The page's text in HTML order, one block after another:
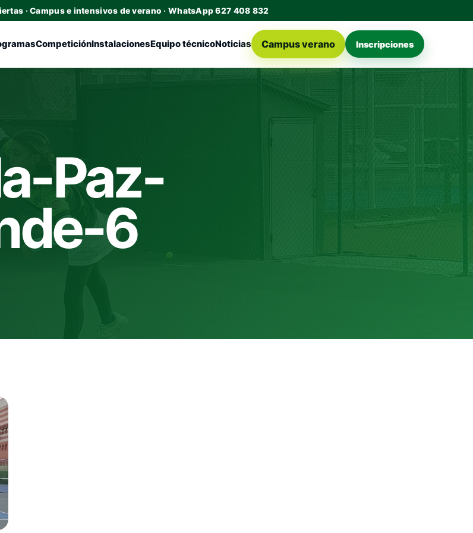
· Campus e intensivos de verano · WhatsApp 627 408 832
CompeticiónInstalacionesEquipo técnicoNoticias Campus verano Inscripciones
Paz-
6